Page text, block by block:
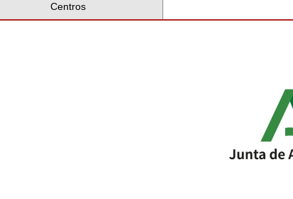
Centros